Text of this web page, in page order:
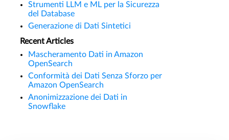
Strumenti LLM e ML per la Sicurezza
del Database
Generazione di Dati Sintetici
Recent Articles
Mascheramento Dati in Amazon
OpenSearch
Conformità dei Dati Senza Sforzo per
Amazon OpenSearch
Anonimizzazione dei Dati in
Snowflake